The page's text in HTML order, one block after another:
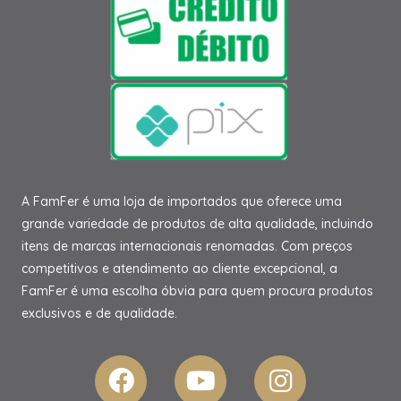
A FamFer é uma loja de importados que oferece uma
grande variedade de produtos de alta qualidade, incluindo
itens de marcas internacionais renomadas. Com preços
competitivos e atendimento ao cliente excepcional, a
FamFer é uma escolha óbvia para quem procura produtos
exclusivos e de qualidade.